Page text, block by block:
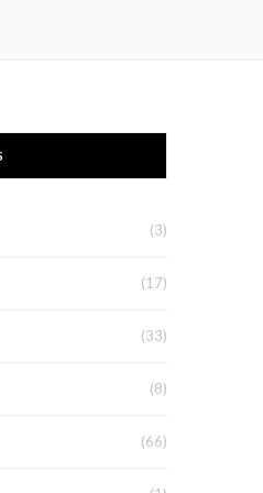
(3)
(17)
(33)
(8)
(66)